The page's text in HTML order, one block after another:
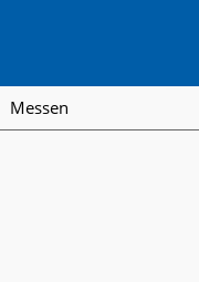
Messen